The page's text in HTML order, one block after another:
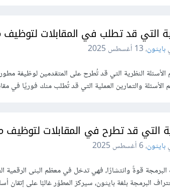
التي قد تطلب في المقابلات لتوظيف
بايثون،13 أغسطس 2025
النظرية التي قد تُطرح على المتقدمين لوظيفة
والتمارين العملية التي قد تُطلب منك فوريًا في
التي قد تطرح في المقابلات لتوظيف
بايثون،6 أغسطس 2025
قوةً وانتشارًا، فهي تدخل في معظم البنى الرقمية
البرمجة بلغة بايثون، سيركز المطوّر غالبًا على